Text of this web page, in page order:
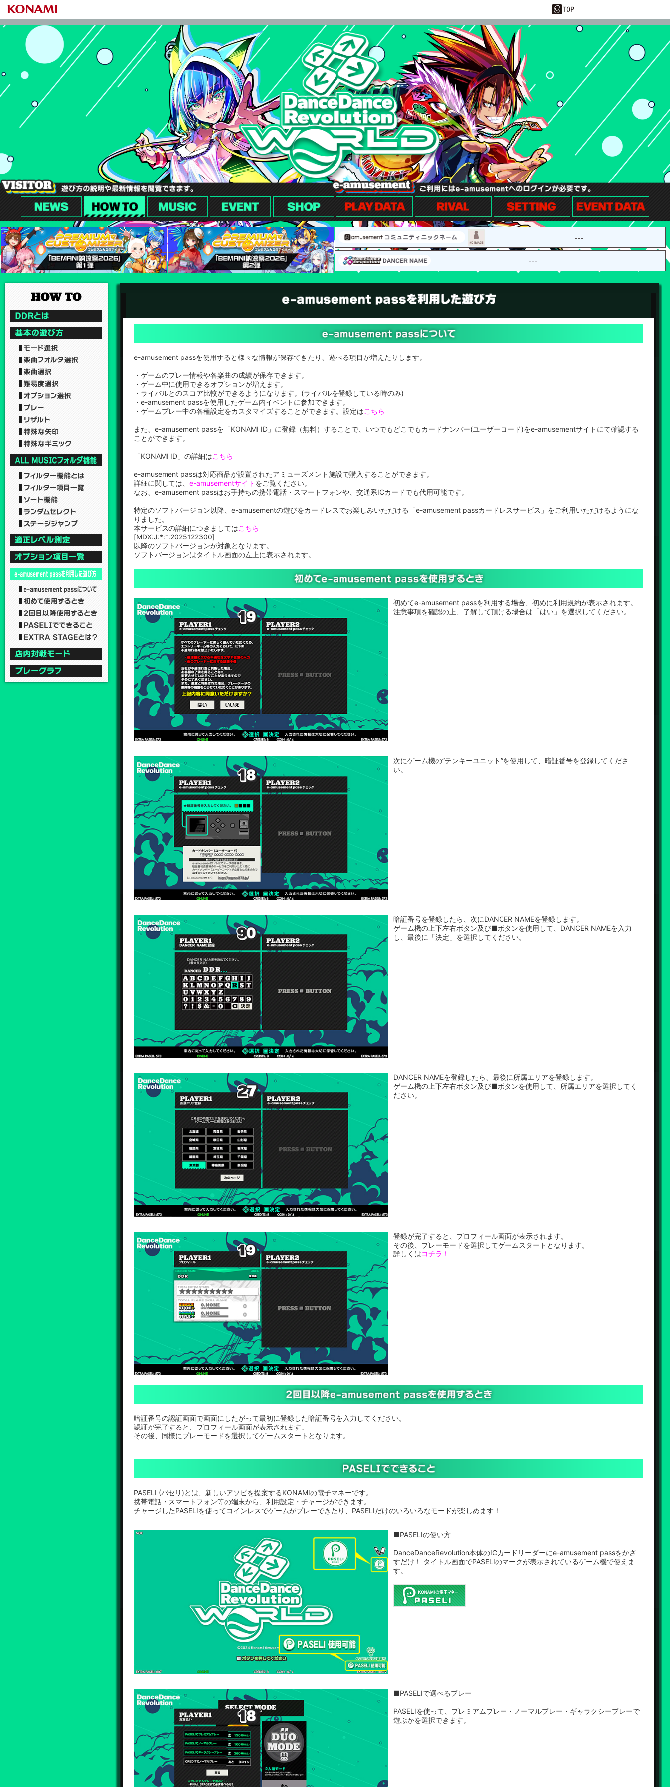
---
---
e-amusement passを使用すると様々な情報が保存できたり、遊べる項目が増えたりします。
・ゲームのプレー情報や各楽曲の成績が保存できます。
・ゲーム中に使用できるオプションが増えます。
・ライバルとのスコア比較ができるようになります。(ライバルを登録している時のみ)
・e-amusement passを使用したゲーム内イベントに参加できます。
・ゲームプレー中の各種設定をカスタマイズすることができます。設定はこちら
また、e-amusement passを「KONAMI ID」に登録（無料）することで、いつでもどこでもカードナンバー(ユーザーコード)をe-amusementサイトにて確認する
ことができます。
「KONAMI ID」の詳細はこちら
e-amusement passは対応商品が設置されたアミューズメント施設で購入することができます。
詳細に関しては、e-amusementサイト をご覧ください。
なお、e-amusement passはお手持ちの携帯電話・スマートフォンや、交通系ICカードでも代用可能です。
特定のソフトバージョン以降、e-amusementの遊びをカードレスでお楽しみいただける「e-amusement passカードレスサービス」をご利用いただけるようにな
りました。
本サービスの詳細につきましてはこちら
[MDX:J:*:*:2025122300]
以降のソフトバージョンが対象となります。
ソフトバージョンはタイトル画面の左上に表示されます。
初めてe-amusement passを利用する場合、初めに利用規約が表示されます。
注意事項を確認の上、了解して頂ける場合は「はい」を選択してください。
次にゲーム機の”テンキーユニット”を使用して、暗証番号を登録してくださ
い。
暗証番号を登録したら、次にDANCER NAMEを登録します。
ゲーム機の上下左右ボタン及び■ボタンを使用して、DANCER NAMEを入力
し、最後に「決定」を選択してください。
DANCER NAMEを登録したら、最後に所属エリアを登録します。
ゲーム機の上下左右ボタン及び■ボタンを使用して、所属エリアを選択してく
ださい。
登録が完了すると、プロフィール画面が表示されます。
その後、プレーモードを選択してゲームスタートとなります。
詳しくはコチラ！
暗証番号の認証画面で画面にしたがって最初に登録した暗証番号を入力してください。
認証が完了すると、プロフィール画面が表示されます。
その後、同様にプレーモードを選択してゲームスタートとなります。
PASELI (パセリ)とは、新しいアソビを提案するKONAMIの電子マネーです。
携帯電話・スマートフォン等の端末から、利用設定・チャージができます。
チャージしたPASELIを使ってコインレスでゲームがプレーできたり、PASELIだけのいろいろなモードが楽しめます！
■PASELIの使い方
DanceDanceRevolution本体のICカードリーダーにe-amusement passをかざ
すだけ！ タイトル画面でPASELIのマークが表示されているゲーム機で使えま
す。
■PASELIで選べるプレー
PASELIを使って、プレミアムプレー・ノーマルプレー・ギャラクシープレーで
遊ぶかを選択できます。